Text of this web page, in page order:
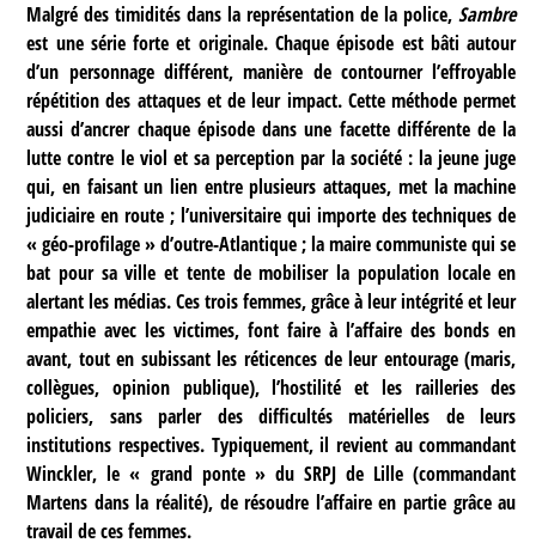
Malgré des timidités dans la représentation de la police,Sambre
est une série forte et originale. Chaque épisode est bâti autour
d’un personnage différent, manière de contourner l’effroyable
répétition des attaques et de leur impact. Cette méthode permet
aussi d’ancrer chaque épisode dans une facette différente de la
lutte contre le viol et sa perception par la société : la jeune juge
qui, en faisant un lien entre plusieurs attaques, met la machine
judiciaire en route ; l’universitaire qui importe des techniques de
« géo-profilage » d’outre-Atlantique ; la maire communiste qui se
bat pour sa ville et tente de mobiliser la population locale en
alertant les médias. Ces trois femmes, grâce à leur intégrité et leur
empathie avec les victimes, font faire à l’affaire des bonds en
avant, tout en subissant les réticences de leur entourage (maris,
collègues, opinion publique), l’hostilité et les railleries des
policiers, sans parler des difficultés matérielles de leurs
institutions respectives. Typiquement, il revient au commandant
Winckler, le « grand ponte » du SRPJ de Lille (commandant
Martens dans la réalité), de résoudre l’affaire en partie grâce au
travail de ces femmes.